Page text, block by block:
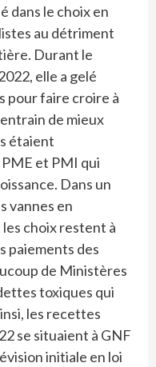
dans le choix en
au détriment
Durant le
elle a gelé
pour faire croire à
de mieux
étaient
et PMI qui
Dans un
vannes en
choix restent à
paiements des
de Ministères
toxiques qui
les recettes
se situaient à GNF
initiale en loi